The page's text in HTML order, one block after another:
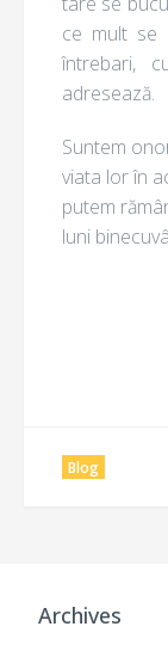
ce mult se
întrebari,
adresează.
Suntem
viata lor în
putem
luni
Blog
Archives